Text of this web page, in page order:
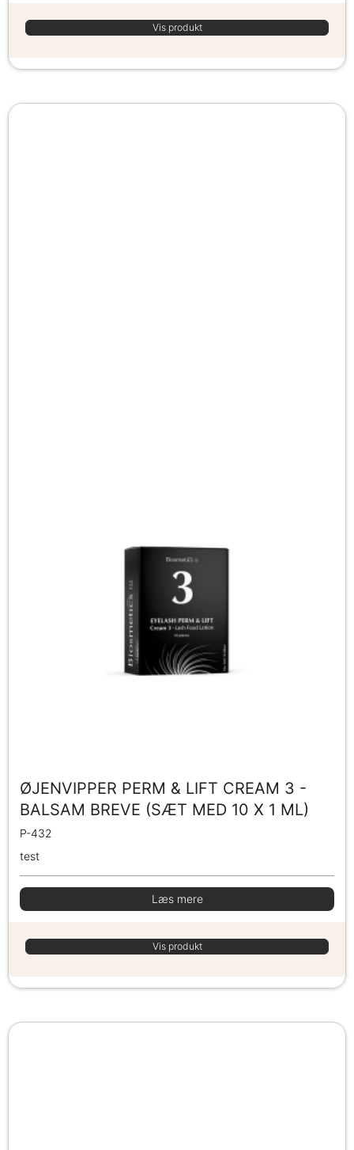
Vis produkt
ØJENVIPPER PERM & LIFT CREAM 3 -
BALSAM BREVE (SÆT MED 10 X 1 ML)
P-432
test
Læs mere
Vis produkt